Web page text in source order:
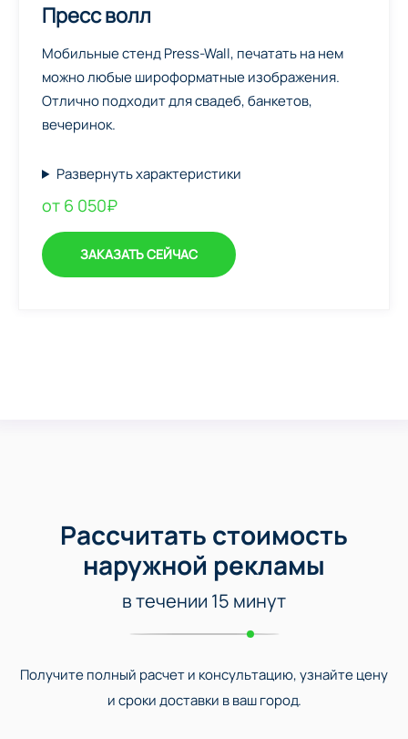
Пресс волл
Мобильные стенд Press-Wall, печатать на нем
можно любые широформатные изображения.
Отлично подходит для свадеб, банкетов,
вечеринок.
Развернуть характеристики
от 6 050₽
ЗАКАЗАТЬ СЕЙЧАС
Рассчитать стоимость
наружной рекламы
в течении 15 минут
Получите полный расчет и консультацию, узнайте цену
и сроки доставки в ваш город.